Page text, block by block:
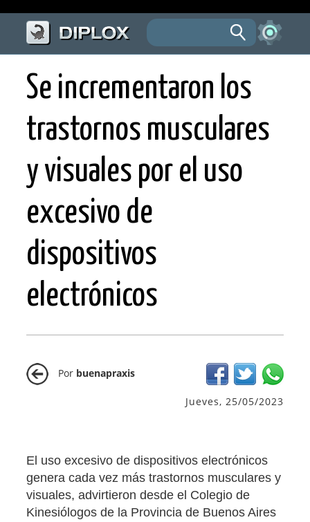
Se incrementaron los
trastornos musculares
y visuales por el uso
excesivo de
dispositivos
electrónicos
Por buenapraxis
Jueves, 25/05/2023
El uso excesivo de dispositivos electrónicos
genera cada vez más trastornos musculares y
visuales, advirtieron desde el Colegio de
Kinesiólogos de la Provincia de Buenos Aires